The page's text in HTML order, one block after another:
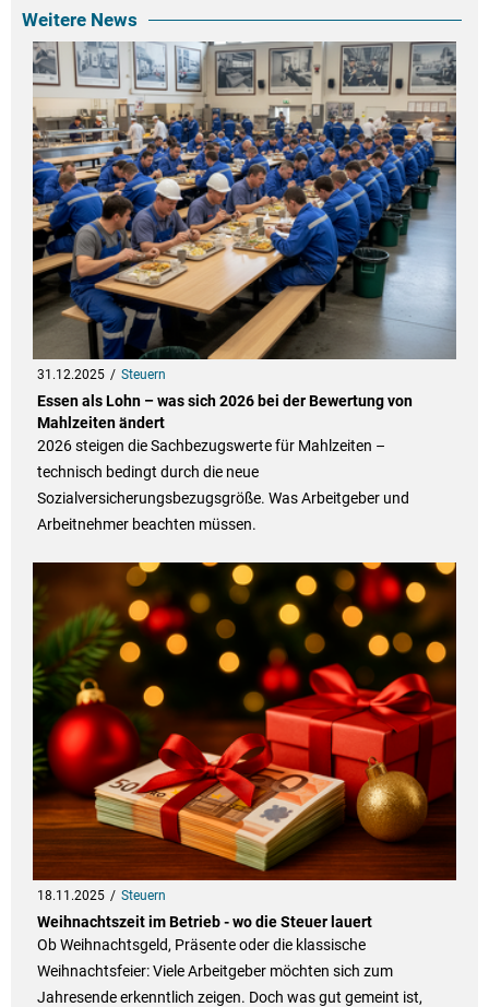
Weitere News
31.12.2025 Steuern
Essen als Lohn – was sich 2026 bei der Bewertung von
Mahlzeiten ändert
2026 steigen die Sachbezugswerte für Mahlzeiten –
technisch bedingt durch die neue
Sozialversicherungsbezugsgröße. Was Arbeitgeber und
Arbeitnehmer beachten müssen.
18.11.2025 Steuern
Weihnachtszeit im Betrieb - wo die Steuer lauert
Ob Weihnachtsgeld, Präsente oder die klassische
Weihnachtsfeier: Viele Arbeitgeber möchten sich zum
Jahresende erkenntlich zeigen. Doch was gut gemeint ist,